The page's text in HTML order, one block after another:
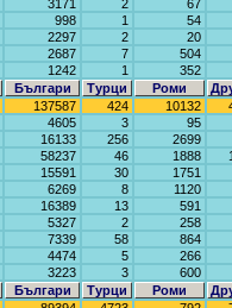
3171 2
67
998 1
54
2297 2
20
2687 7
504
1242 1
352
Българи Турци Роми
137587 424 10132
4605 3
95
16133 256
2699
58237 46 1888
15591 30
1751
6269 8
1120
16389 13
591
5327 2
258
7339 58
864
4474 5
266
3223 3
600
Българи Турци Роми